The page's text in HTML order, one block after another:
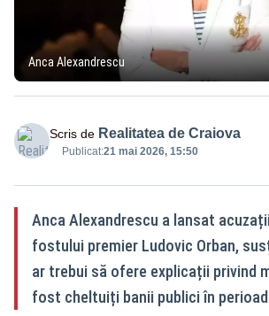
Anca Alexandrescu
Scris de Realitatea de Craiova
Publicat:21 mai 2026, 15:50
Anca Alexandrescu a lansat
fostului premier Ludovic Orban,
ar trebui să ofere explicații privind
fost cheltuiți banii publici în